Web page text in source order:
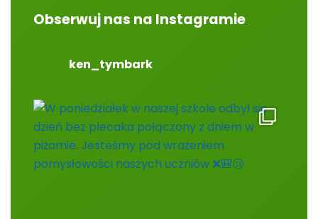
Obserwuj nas na Instagramie
ken_tymbark